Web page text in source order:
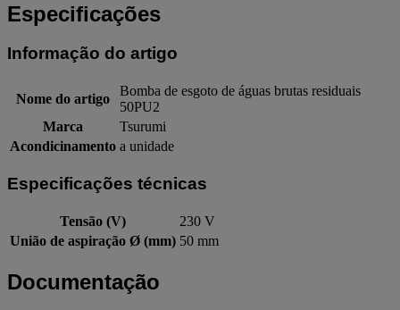
Especificações
Informação do artigo
Nome do artigo
Bomba de esgoto de águas brutas residuais
50PU2
Marca
Tsurumi
Acondicinamento a unidade
Especificações técnicas
Tensão (V)
230 V
União de aspiração Ø (mm) 50 mm
Documentação